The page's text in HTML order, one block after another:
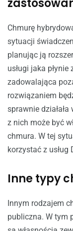
Chmurę
sytuacji
planując ją
usługi jaka
zadowalająca
rozwiązaniem
sprawnie
z nich może być
chmura. W tej
korzystać z usług
Inne typy
Innym rodzajem
publiczna. W tym